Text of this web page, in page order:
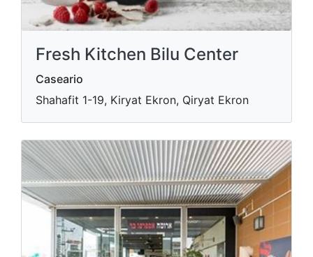
Fresh Kitchen Bilu Center
Caseario
Shahafit 1-19, Kiryat Ekron, Qiryat Ekron